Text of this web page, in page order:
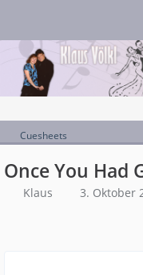
Cuesheets
Once You Had
Klaus 3. Oktober